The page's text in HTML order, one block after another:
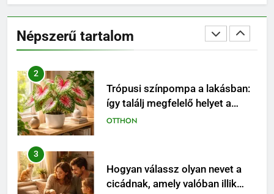
Népszerű tartalom
2
Caladiumnak
OTTHON
3
hozzá?
OTTHON